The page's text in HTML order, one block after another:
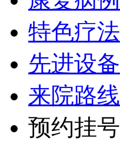
特色疗法
先进设备
来院路线
预约挂号